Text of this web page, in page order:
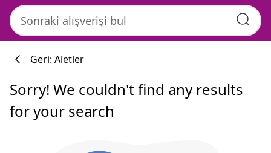
Geri: Aletler
Sorry! We couldn't find any results
for your search